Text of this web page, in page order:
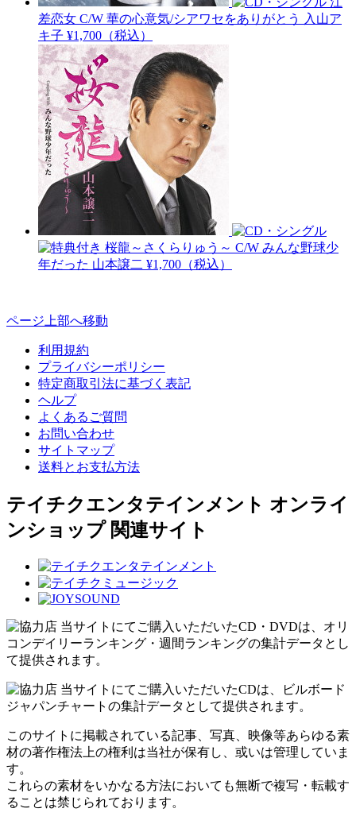
差恋女 C/W 華の心意気/シアワセをありがとう
入山ア
キ子 ¥1,700（税込）
桜龍～さくらりゅう～ C/W みんな野球少
年だった 山本譲二 ¥1,700（税込）
ページ上部へ移動
利用規約
プライバシーポリシー
特定商取引法に基づく表記
ヘルプ
よくあるご質問
お問い合わせ
サイトマップ
送料とお支払方法
テイチクエンタテインメント オンライ
ンショップ 関連サイト
当サイトにてご購入いただいたCD・DVDは、オリ
コンデイリーランキング・週間ランキングの集計データとし
て提供されます。
当サイトにてご購入いただいたCDは、ビルボード
ジャパンチャートの集計データとして提供されます。
このサイトに掲載されている記事、写真、映像等あらゆる素
材の著作権法上の権利は当社が保有し、或いは管理していま
す。
これらの素材をいかなる方法においても無断で複写・転載す
ることは禁じられております。